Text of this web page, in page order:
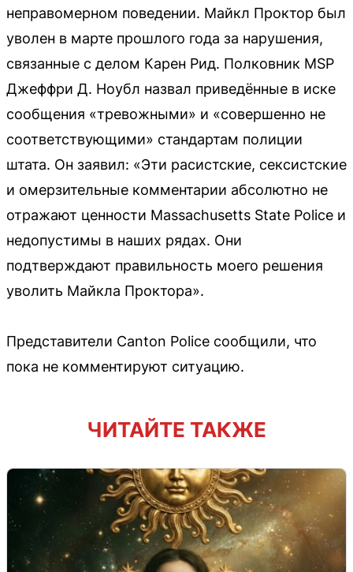
неправомерном поведении. Майкл Проктор был
уволен в марте прошлого года за нарушения,
связанные с делом Карен Рид. Полковник MSP
Джеффри Д. Ноубл назвал приведённые в иске
сообщения «тревожными» и «совершенно не
соответствующими» стандартам полиции
штата. Он заявил: «Эти расистские, сексистские
и омерзительные комментарии абсолютно не
отражают ценности Massachusetts State Police и
недопустимы в наших рядах. Они
подтверждают правильность моего решения
уволить Майкла Проктора».
Представители Canton Police сообщили, что
пока не комментируют ситуацию.
ЧИТАЙТЕ ТАКЖЕ